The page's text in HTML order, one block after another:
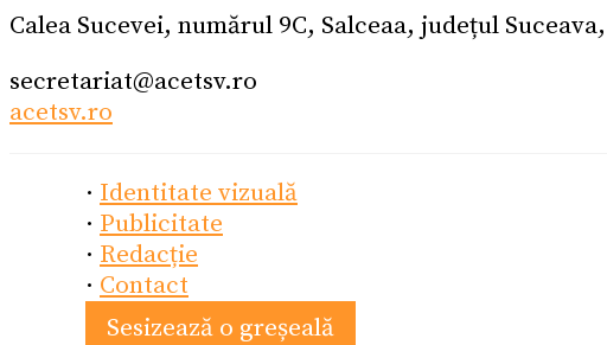
Calea Sucevei, numărul 9C, Salceaa, județul
secretariat@acetsv.ro
acetsv.ro
· Identitate vizuală
· Publicitate
· Redacție
· Contact
Sesizează o greșeală